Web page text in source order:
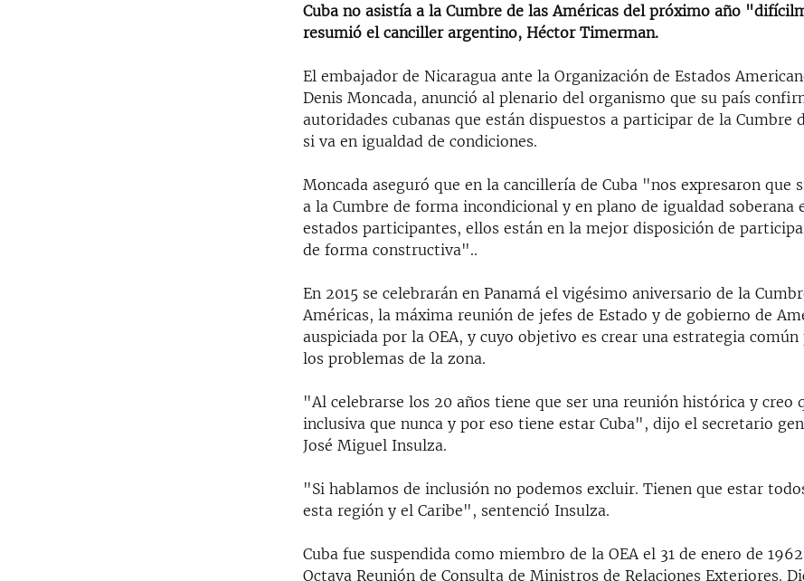
Cuba no asistía a la Cumbre de las Américas del próximo año
resumió el canciller argentino, Héctor Timerman.
El embajador de Nicaragua ante la Organización de Estados
Denis Moncada, anunció al plenario del organismo que su país
autoridades cubanas que están dispuestos a participar de la Cumbre
si va en igualdad de condiciones.
Moncada aseguró que en la cancillería de Cuba "nos expresaron que
a la Cumbre de forma incondicional y en plano de igualdad soberana
estados participantes, ellos están en la mejor disposición de
de forma constructiva"..
En 2015 se celebrarán en Panamá el vigésimo aniversario de la
Américas, la máxima reunión de jefes de Estado y de gobierno de
auspiciada por la OEA, y cuyo objetivo es crear una estrategia
los problemas de la zona.
"Al celebrarse los 20 años tiene que ser una reunión histórica y creo
inclusiva que nunca y por eso tiene estar Cuba", dijo el secretario
José Miguel Insulza.
"Si hablamos de inclusión no podemos excluir. Tienen que estar
esta región y el Caribe", sentenció Insulza.
Cuba fue suspendida como miembro de la OEA el 31 de enero de
Octava Reunión de Consulta de Ministros de Relaciones Exteriores.